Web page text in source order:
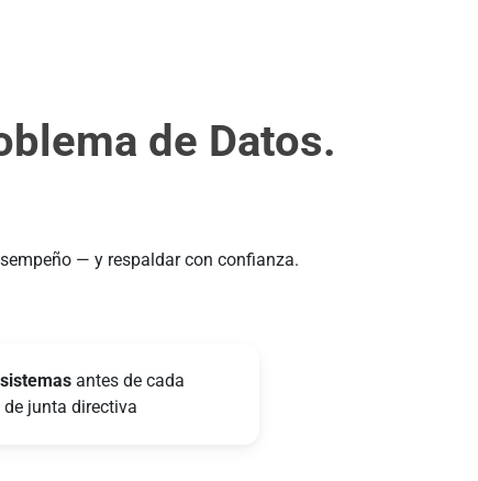
de Datos.
— y respaldar con confianza.
antes de cada
junta directiva